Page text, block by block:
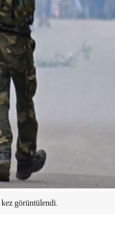
kez görüntülendi.